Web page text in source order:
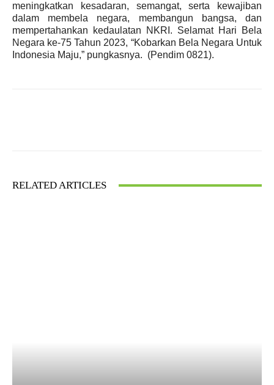
meningkatkan kesadaran, semangat, serta kewajiban
dalam membela negara, membangun bangsa, dan
mempertahankan kedaulatan NKRI. Selamat Hari Bela
Negara ke-75 Tahun 2023, “Kobarkan Bela Negara Untuk
Indonesia Maju,” pungkasnya. (Pendim 0821).
RELATED ARTICLES